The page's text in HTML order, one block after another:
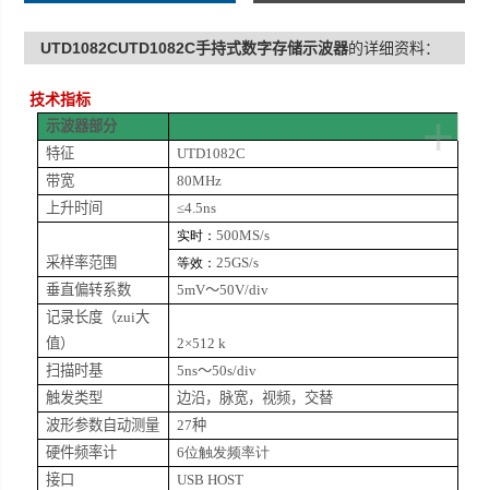
UTD1082CUTD1082C手持式数字存储示波器的详细资料：
技术指标
+
示波器部分
特征
UTD1082C
带宽
80MHz
上升时间
≤4.5ns
采样率范围
实时： 500MS/s
等效： 25GS/s
垂直偏转系数
5mV～50V/div
记录长度（zui大
值）
2×512 k
扫描时基
5ns～50s/div
触发类型
边沿，脉宽，视频，交替
波形参数自动测量
27种
硬件频率计
6位触发频率计
接口
USB HOST